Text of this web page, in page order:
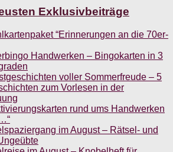
Exklusivbeiträge
“Erinnerungen an die 70er-
Handwerken – Bingokarten in 3
voller Sommerfreude – 5
zum Vorlesen in der
rund ums Handwerken
im August – Rätsel- und